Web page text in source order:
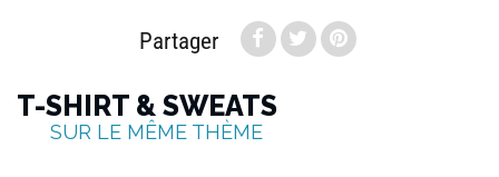
Partager
T-SHIRT & SWEATS
SUR LE MÊME THÈME